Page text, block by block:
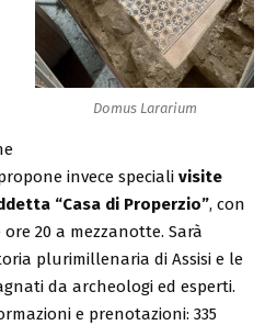
Domus Lararium
invece speciali visite
“Casa di Properzio”, con
20 a mezzanotte. Sarà
plurimillenaria di Assisi e le
da archeologi ed esperti.
e prenotazioni: 335